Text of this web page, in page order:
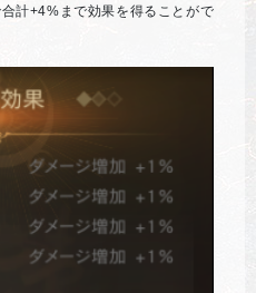
計+4%まで効果を得ることがで